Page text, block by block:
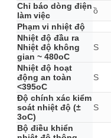
Chỉ báo dòng điện
làm việc
ồ
Phạm vi nhiệt độ
Nhiệt độ đầu ra
Nhiệt độ không
gian ~ 480oC
S
Nhiệt độ hoạt
động an toàn
<395oC
S
Độ chính xác kiểm
soát nhiệt độ (±
3oC)
S
Bộ điều khiển